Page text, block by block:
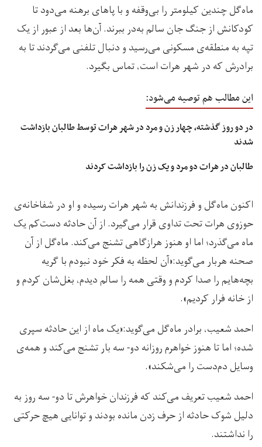
ماه‌گل چندین کیلومتر را بی‌وقفه و با پاهای برهنه می‌دود تا
کودکانش از جنگ جان سالم به‌در ببرند. آن‌ها بعد از عبور از یک
تپه به منطقه‌ی مسکونی می‌رسید و دنبال تلفنی می‌گردند تا به
برادرش که در شهر هرات است، تماس بگیرد.
این مطالب هم توصیه می‌شود:
در دو روز گذشته، چهار زن و مرد در شهر هرات توسط طالبان بازداشت
شدند
طالبان در هرات دو مرد و یک زن را بازداشت کردند
اکنون ماه‌گل و فرزندانش به شهر هرات رسیده و او در شفاخانه‌ی
حوزوی هرات تحت تداوی قرار می‌گیرد. از آن حادثه دست‌کم یک
ماه می‌گذرد؛ اما او هنوز هرازگاهی تشنج می‌کند. ماه‌گل از آن
صحنه هربار می‌گوید:«آن لحظه به فکر خود نبودم با گریه
بچه‌هایم را صدا کردم و وقتی همه را سالم دیدم، بغل‌شان کردم و
از خانه فرار کردیم».
احمد شعیب، برادر ماه‌گل می‌گوید:«یک ماه از این حادثه سپری
شده؛ اما تا هنوز خواهرم روزانه دو- سه بار تشنج می‌کند و همه‌ی
وسایل دم‌دست را می‌شکند».
احمد شعیب تعریف می‌کند که فرزندان خواهرش تا دو- سه روز به
دلیل شوک حادثه از حرف زدن مانده بودند و توانایی هیچ حرکتی
را نداشتند.